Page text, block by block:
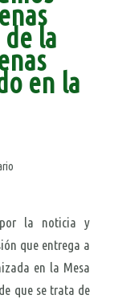
la
en la
por la noticia y
que entrega a
en la Mesa
que se trata de